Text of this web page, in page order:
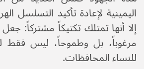
اليمينية لإعادة تأكيد التسلسل
إلا أنها تمتلك تكتيكاً مشتركاً:
مرغوباً، بل وطموحاً، ليس فقط
للنساء المحافظات.